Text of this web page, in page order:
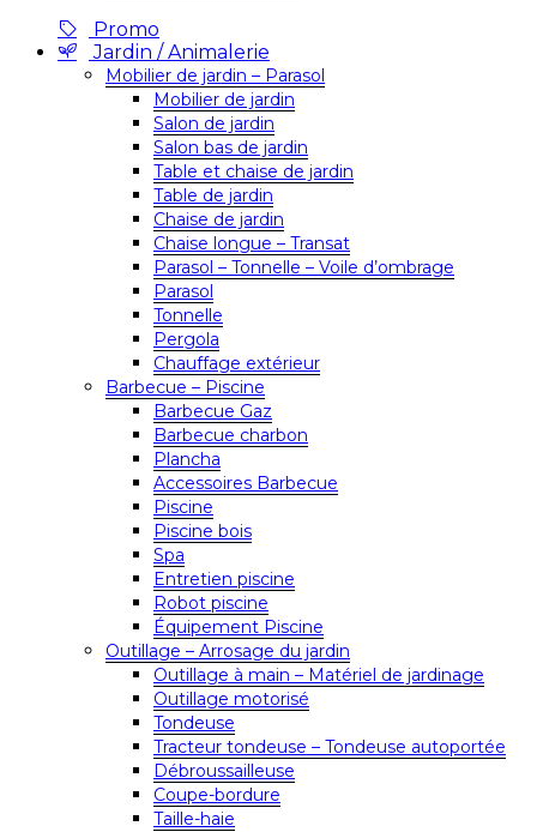
Promo
Jardin / Animalerie
Mobilier de jardin – Parasol
Mobilier de jardin
Salon de jardin
Salon bas de jardin
Table et chaise de jardin
Table de jardin
Chaise de jardin
Chaise longue – Transat
Parasol – Tonnelle – Voile d’ombrage
Parasol
Tonnelle
Pergola
Chauffage extérieur
Barbecue – Piscine
Barbecue Gaz
Barbecue charbon
Plancha
Accessoires Barbecue
Piscine
Piscine bois
Spa
Entretien piscine
Robot piscine
Équipement Piscine
Outillage – Arrosage du jardin
Outillage à main – Matériel de jardinage
Outillage motorisé
Tondeuse
Tracteur tondeuse – Tondeuse autoportée
Débroussailleuse
Coupe-bordure
Taille-haie